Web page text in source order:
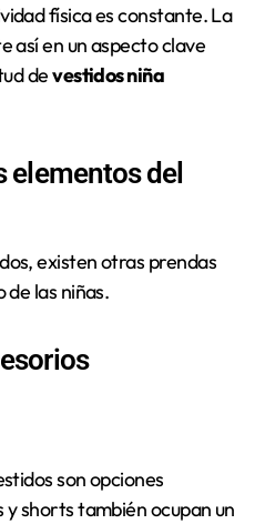
física es constante. La
así en un aspecto clave
devestidos niña
elementos del
existen otras prendas
de las niñas.
son opciones
y shorts también ocupan un